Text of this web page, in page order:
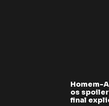
Homem-
os
final